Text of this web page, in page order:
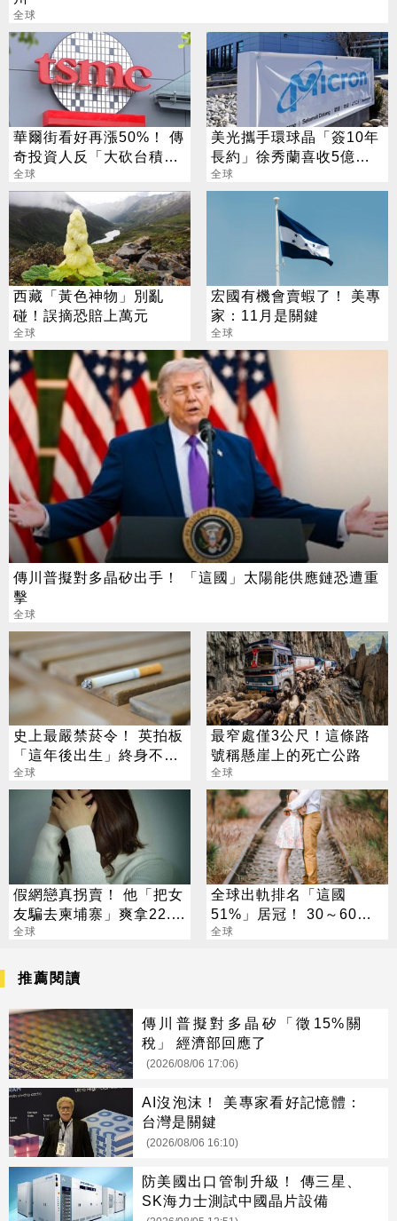
全球
華爾街看好再漲50%！ 傳
奇投資人反「大砍台積
電」？ 外媒揭關鍵
全球
美光攜手環球晶「簽10年
長約」徐秀蘭喜收5億美
金大禮
全球
西藏「黃色神物」別亂
碰！誤摘恐賠上萬元
全球
宏國有機會賣蝦了！ 美專
家：11月是關鍵
全球
傳川普擬對多晶矽出手！ 「這國」太陽能供應鏈恐遭重
擊
全球
史上最嚴禁菸令！ 英拍板
「這年後出生」終身不得
買菸
全球
最窄處僅3公尺！這條路
號稱懸崖上的死亡公路
全球
假網戀真拐賣！ 他「把女
友騙去柬埔寨」爽拿22.5
萬 下場慘了
全球
全球出軌排名「這國
51%」居冠！ 30～60歲
男性是高風險族群
全球
推薦閱讀
傳川普擬對多晶矽「徵15%關
稅」 經濟部回應了
(2026/08/06 17:06)
AI沒泡沫！ 美專家看好記憶體：
台灣是關鍵
(2026/08/06 16:10)
防美國出口管制升級！ 傳三星、
SK海力士測試中國晶片設備